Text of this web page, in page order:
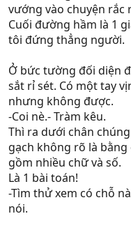
vướng vào chuyện rắc
Cuối đường hầm là 1
tôi đứng thẳng người.
Ở bức tường đối diện
sắt rỉ sét. Có một tay
nhưng không được.
-Coi nè.- Tràm kêu.
Thì ra dưới chân
gạch không rõ là
gồm nhiều chữ và số.
Là 1 bài toán!
-Tìm thử xem có chỗ
nói.